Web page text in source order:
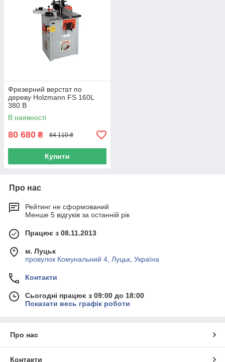
Фрезерний верстат по
дереву Holzmann FS 160L
380 В
В наявності
80 680 ₴ 84 110 ₴
Купити
Про нас
Рейтинг не сформований
Менше 5 відгуків за останній рік
Працює з 08.11.2013
м. Луцьк
провулок Комунальний 4, Луцьк, Україна
Контакти
Сьогодні працює з 09:00 до 18:00
Показати весь графік роботи
Про нас
Контакти